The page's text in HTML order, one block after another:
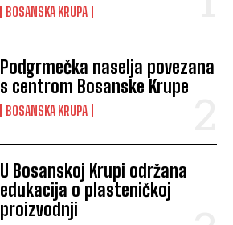
BOSANSKA KRUPA
Podgrmečka naselja povezana
s centrom Bosanske Krupe
BOSANSKA KRUPA
U Bosanskoj Krupi održana
edukacija o plasteničkoj
proizvodnji